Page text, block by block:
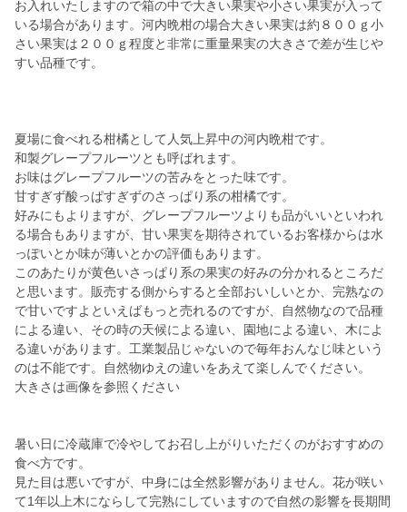
お入れいたしますので箱の中で大きい果実や小さい果実が入って
いる場合があります。河内晩柑の場合大きい果実は約８００ｇ小
さい果実は２００ｇ程度と非常に重量果実の大きさで差が生じや
すい品種です。
夏場に食べれる柑橘として人気上昇中の河内晩柑です。
和製グレープフルーツとも呼ばれます。
お味はグレープフルーツの苦みをとった味です。
甘すぎず酸っぱすぎずのさっぱり系の柑橘です。
好みにもよりますが、グレープフルーツよりも品がいいといわれ
る場合もありますが、甘い果実を期待されているお客様からは水
っぽいとか味が薄いとかの評価もあります。
このあたりが黄色いさっぱり系の果実の好みの分かれるところだ
と思います。販売する側からすると全部おいしいとか、完熟なの
で甘いですよといえばもっと売れるのですが、自然物なので品種
による違い、その時の天候による違い、園地による違い、木によ
る違いがあります。工業製品じゃないので毎年おんなじ味という
のは不能です。自然物ゆえの違いをあえて楽しんでください。
大きさは画像を参照ください
暑い日に冷蔵庫で冷やしてお召し上がりいただくのがおすすめの
食べ方です。
見た目は悪いですが、中身には全然影響がありません。花が咲い
て1年以上木にならして完熟にしていますので自然の影響を長期間